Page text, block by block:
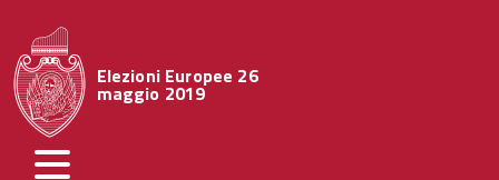
Elezioni Europee 26
maggio 2019